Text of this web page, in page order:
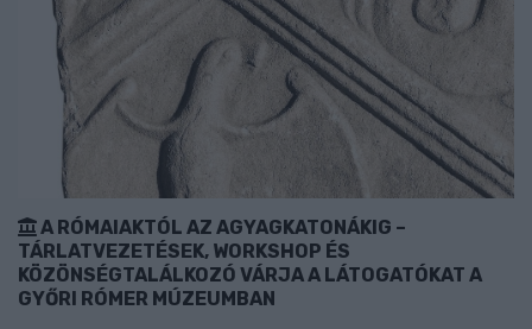
A RÓMAIAKTÓL AZ AGYAGKATONÁKIG –
TÁRLATVEZETÉSEK, WORKSHOP ÉS
KÖZÖNSÉGTALÁLKOZÓ VÁRJA A LÁTOGATÓKAT A
GYŐRI RÓMER MÚZEUMBAN